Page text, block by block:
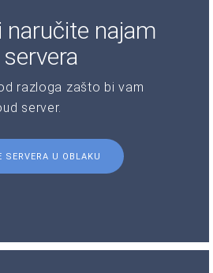
naručite najam
razloga zašto bi vam
server.
U OBLAKU